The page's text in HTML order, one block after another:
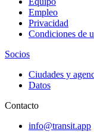
Empleo
Privacidad
Condiciones de
Socios
Ciudades y
Datos
Contacto
info@transit.app